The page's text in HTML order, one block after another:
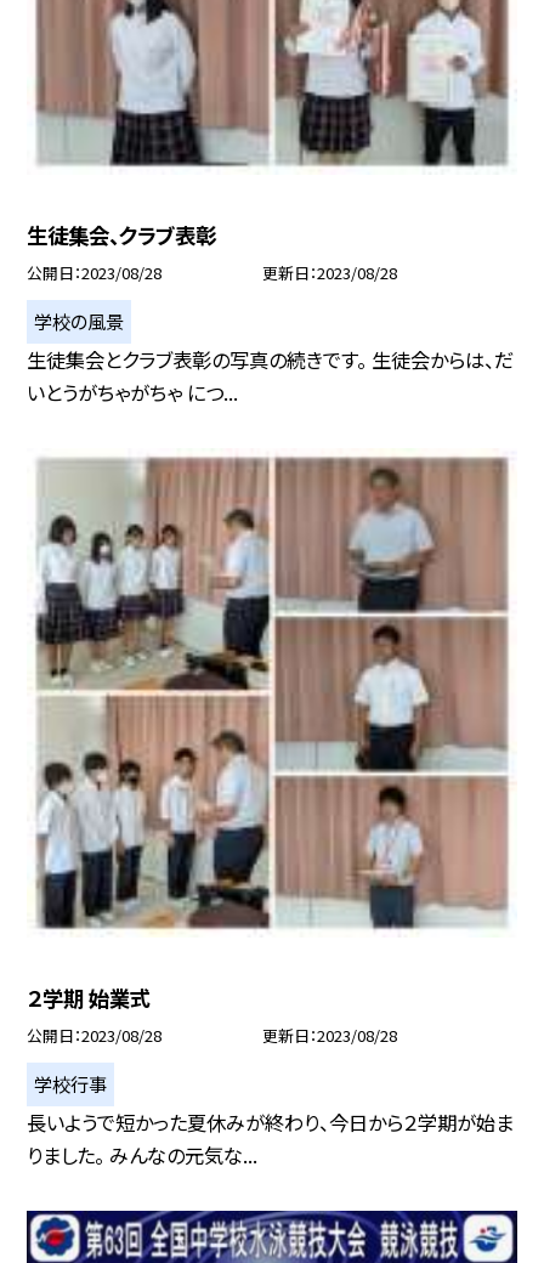
生徒集会、クラブ表彰
公開日 2023/08/28 更新日 2023/08/28
学校の風景
生徒集会とクラブ表彰の写真の続きです。 生徒会からは、だ
いとうがちゃがちゃ につ...
２学期 始業式
公開日 2023/08/28 更新日 2023/08/28
学校行事
長いようで短かった夏休みが終わり、今日から２学期が始ま
りました。 みんなの元気な...